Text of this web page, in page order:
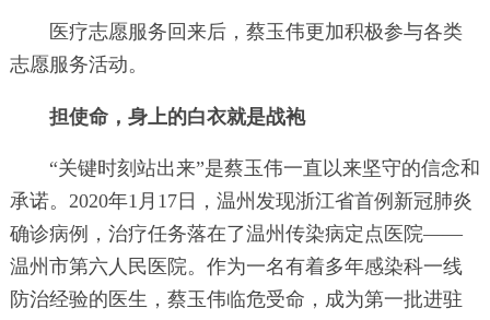
医疗志愿服务回来后，蔡玉伟更加积极参与各类
志愿服务活动。
担使命，身上的白衣就是战袍
“关键时刻站出来”是蔡玉伟一直以来坚守的信念和
承诺。2020年1月17日，温州发现浙江省首例新冠肺炎
确诊病例，治疗任务落在了温州传染病定点医院——
温州市第六人民医院。作为一名有着多年感染科一线
防治经验的医生，蔡玉伟临危受命，成为第一批进驻